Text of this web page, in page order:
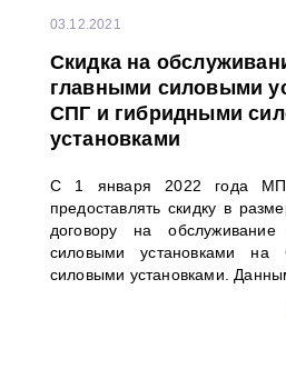
03.12.2021
Скидка на
главными силовыми
СПГ и гибридными
установками
С 1 января 2022 года
предоставлять скидку в
договору на
силовыми установками
силовыми установками.